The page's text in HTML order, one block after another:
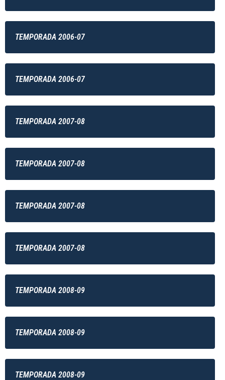
TEMPORADA 2006-07
TEMPORADA 2006-07
TEMPORADA 2007-08
TEMPORADA 2007-08
TEMPORADA 2007-08
TEMPORADA 2007-08
TEMPORADA 2008-09
TEMPORADA 2008-09
TEMPORADA 2008-09